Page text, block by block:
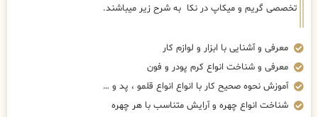
تخصصی گریم و میکاپ در نکا به شرح زیر میباشند.
معرفی و آشنایی با ابزار و لوازم کار
معرفی و شناخت انواع کرم پودر و فون
آموزش نحوه صحیح کار با انواع انواع قلمو ، پد و …
شناخت انواع چهره و آرایش متناسب با هر چهره